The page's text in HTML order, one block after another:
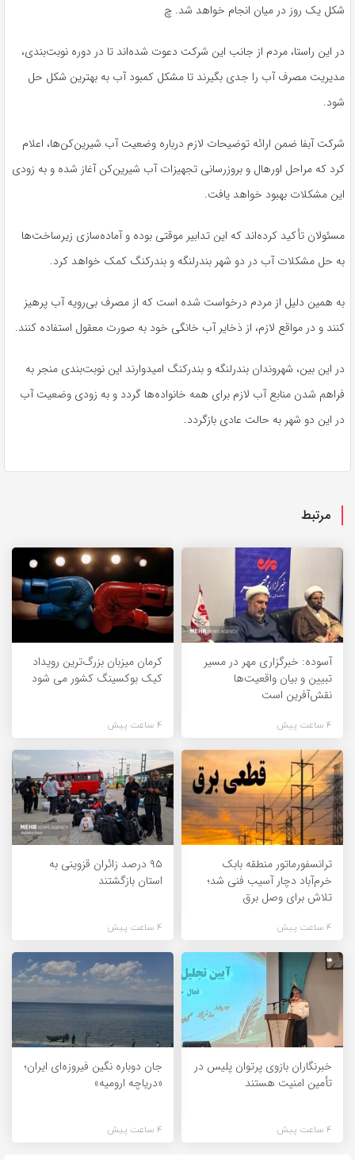
شکل یک روز در میان انجام خواهد شد. چ
در این راستا، مردم از جانب این شرکت دعوت شده‌اند تا در دوره نوبت‌بندی،
مدیریت مصرف آب را جدی بگیرند تا مشکل کمبود آب به بهترین شکل حل
شود.
شرکتآبفا ضمن ارائه توضیحات لازم درباره وضعیت آب شیرین‌کن‌ها، اعلام
کرد که مراحل اورهال و بروزرسانی تجهیزات آب شیرین‌کن آغاز شده و به زودی
این مشکلات بهبود خواهد یافت.
مسئولان تأکید کرده‌اند که این تدابیر موقتی بوده و آماده‌سازی زیرساخت‌ها
به حل مشکلات آب در دو شهر بندرلنگه و بندرکنگ کمک خواهد کرد.
به همین دلیل از مردم درخواست شده است که از مصرف بی‌رویه آب پرهیز
کنند و در مواقع لازم، از ذخایر آب خانگی خود به صورت معقول استفاده کنند.
در این بین، شهروندان بندرلنگه و بندرکنگ امیدوارند این نوبت‌بندی منجر به
فراهم شدن منابع آب لازم برای همه خانواده‌ها گردد و به زودی وضعیت آب
در این دو شهر به حالت عادی بازگردد.
مرتبط
آسوده: خبرگزاری مهر در مسیر
تبیین و بیان واقعیت‌ها
نقش‌آفرین است
4 ساعت پیش
کرمان میزبان بزرگ‌ترین رویداد
کیک‌ بوکسینگ کشور می شود
4 ساعت پیش
ترانسفورماتور منطقه بابک
خرم‌آباد دچار آسیب فنی شد؛
تلاش برای وصل برق
4 ساعت پیش
۹۵ درصد زائران قزوینی به
استان بازگشتند
4 ساعت پیش
خبرنگاران بازوی پرتوان پلیس در
تأمین امنیت هستند
4 ساعت پیش
جان دوباره نگین فیروزه‌ای ایران؛
«دریاچه ارومیه»
4 ساعت پیش